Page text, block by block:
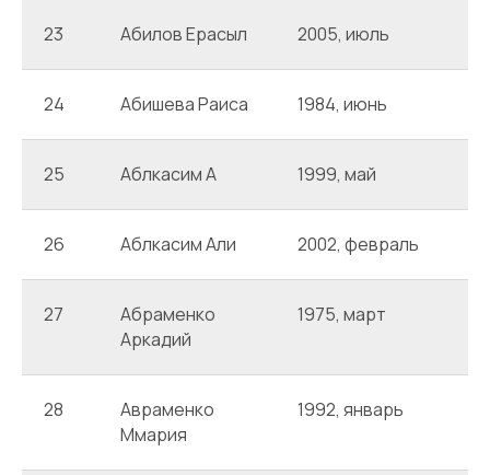
23 Абилов Ерасыл 2005, июль
24 Абишева Раиса 1984, июнь
25 Аблкасим А 1999, май
26 Аблкасим Али 2002, февраль
27
Абраменко
Аркадий
1975, март
28
Авраменко
Ммария
1992, январь